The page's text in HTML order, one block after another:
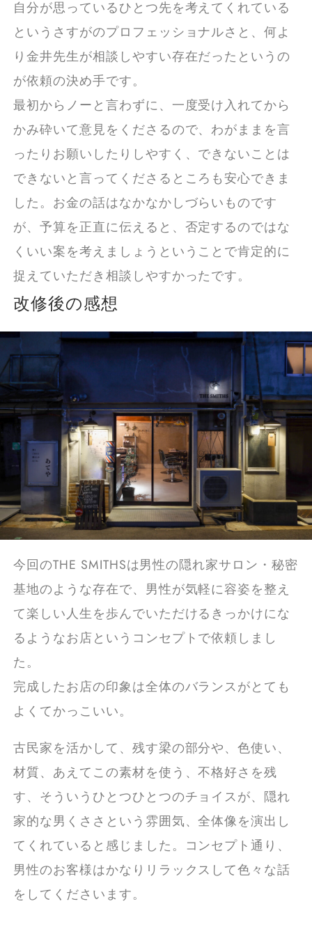
自分が思っているひとつ先を考えてくれている
というさすがのプロフェッショナルさと、何よ
り金井先生が相談しやすい存在だったというの
が依頼の決め手です。
最初からノーと言わずに、一度受け入れてから
かみ砕いて意見をくださるので、わがままを言
ったりお願いしたりしやすく、できないことは
できないと言ってくださるところも安心できま
した。お金の話はなかなかしづらいものです
が、予算を正直に伝えると、否定するのではな
くいい案を考えましょうということで肯定的に
捉えていただき相談しやすかったです。
改修後の感想
今回のTHE SMITHSは男性の隠れ家サロン・秘密
基地のような存在で、男性が気軽に容姿を整え
て楽しい人生を歩んでいただけるきっかけにな
るようなお店というコンセプトで依頼しまし
た。
完成したお店の印象は全体のバランスがとても
よくてかっこいい。
古民家を活かして、残す梁の部分や、色使い、
材質、あえてこの素材を使う、不格好さを残
す、そういうひとつひとつのチョイスが、隠れ
家的な男くささという雰囲気、全体像を演出し
てくれていると感じました。コンセプト通り、
男性のお客様はかなりリラックスして色々な話
をしてくださいます。